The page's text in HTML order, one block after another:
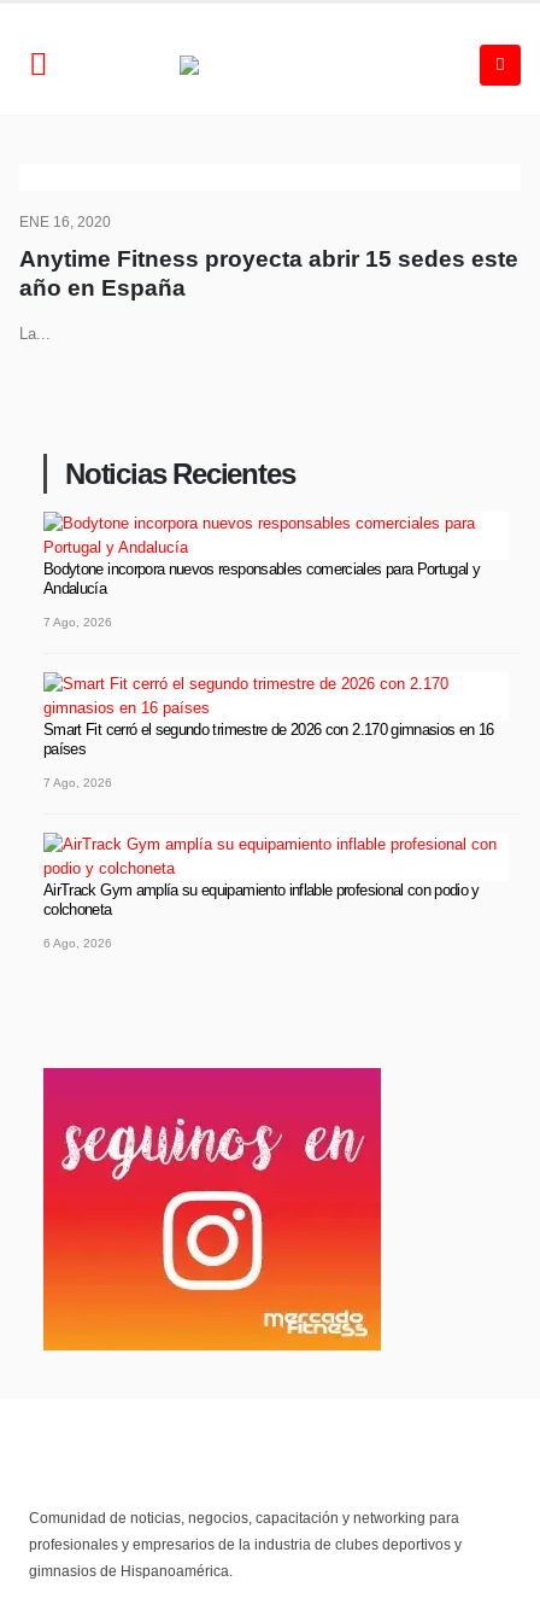
ENE 16, 2020
Anytime Fitness proyecta abrir 15 sedes este
año en España
La...
Noticias Recientes
Bodytone incorpora nuevos responsables comerciales para Portugal y
Andalucía
7 Ago, 2026
Smart Fit cerró el segundo trimestre de 2026 con 2.170 gimnasios en 16
países
7 Ago, 2026
AirTrack Gym amplía su equipamiento inflable profesional con podio y
colchoneta
6 Ago, 2026
Comunidad de noticias, negocios, capacitación y networking para
profesionales y empresarios de la industria de clubes deportivos y
gimnasios de Hispanoamérica.